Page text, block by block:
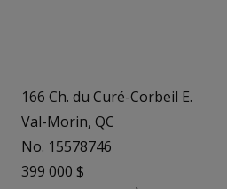
166 Ch. du Curé-Corbeil E.
Val-Morin, QC
No. 15578746
399 000 $